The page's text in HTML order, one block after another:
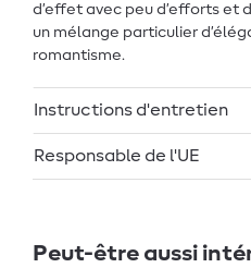
d’effet avec peu d’efforts et
un mélange particulier
romantisme.
Instructions d'entretien
Responsable de l'UE
Peut-être aussi